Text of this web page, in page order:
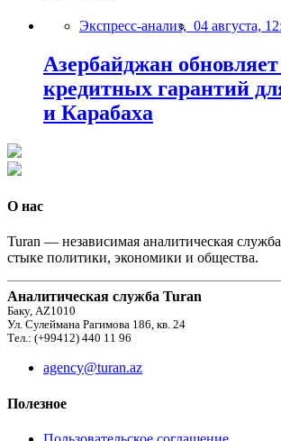
Экспресс-анализ, 04 августа,
Азербайджан
кредитных гарантий
и Карабаха
О нас
Turan — независимая аналитическая
стыке политики, экономики и общества.
Аналитическая служба Turan
Баку, AZ1010
Ул. Сулеймана Рагимова 186, кв. 24
Тел.: (+99412) 440 11 96
agency@turan.az
Полезное